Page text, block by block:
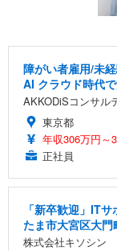
障がい者雇用/未
AI クラウド時代
AKKODiSコンサル
東京都
年収306万円～
正社員
「新卒歓迎」IT
たま市大宮区大門
株式会社キソシン